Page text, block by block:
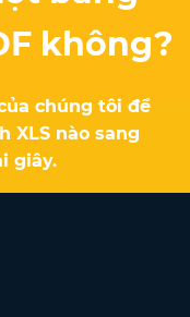
không?
chúng tôi để
XLS nào sang
giây.